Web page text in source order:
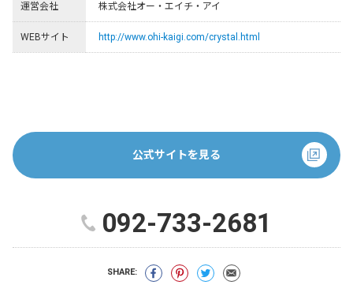
運営会社 株式会社オー・エイチ・アイ
WEBサイト http://www.ohi-kaigi.com/crystal.html
公式サイトを見る
092-733-2681
SHARE: